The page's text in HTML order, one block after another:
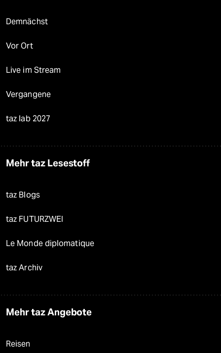
Demnächst
Vor Ort
Live im Stream
Vergangene
taz lab 2027
Mehr taz Lesestoff
taz Blogs
taz FUTURZWEI
Le Monde diplomatique
taz Archiv
Mehr taz Angebote
Reisen